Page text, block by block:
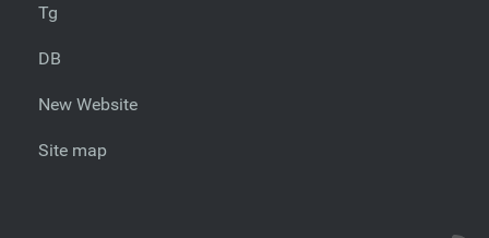
Tg
DB
New Website
Site map